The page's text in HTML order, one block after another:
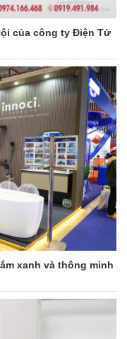
của công ty Điện Tử
xanh và thông minh